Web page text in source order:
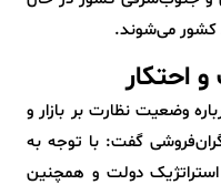
کشور می‌شوند.
احتکار
وضعیت نظارت بر بازار و
گران‌فروشی گفت: با توجه به
استراتژیک دولت و همچنین